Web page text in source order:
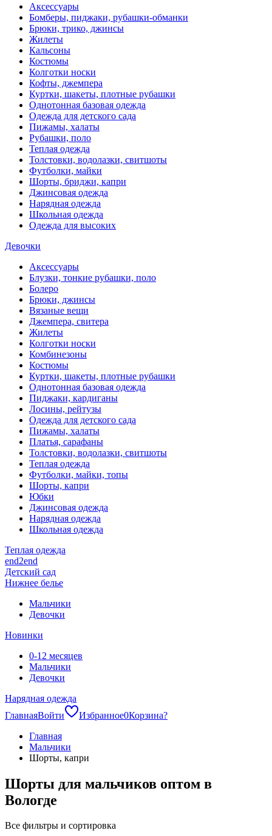
Аксессуары
Бомберы, пиджаки, рубашки-обманки
Брюки, трико, джинсы
Жилеты
Кальсоны
Костюмы
Колготки носки
Кофты, джемпера
Куртки, шакеты, плотные рубашки
Однотонная базовая одежда
Одежда для детского сада
Пижамы, халаты
Рубашки, поло
Теплая одежда
Толстовки, водолазки, свитшоты
Футболки, майки
Шорты, бриджи, капри
Джинсовая одежда
Нарядная одежда
Школьная одежда
Одежда для высоких
Девочки
Аксессуары
Блузки, тонкие рубашки, поло
Болеро
Брюки, джинсы
Вязаные вещи
Джемпера, свитера
Жилеты
Колготки носки
Комбинезоны
Костюмы
Куртки, шакеты, плотные рубашки
Однотонная базовая одежда
Пиджаки, кардиганы
Лосины, рейтузы
Одежда для детского сада
Пижамы, халаты
Платья, сарафаны
Толстовки, водолазки, свитшоты
Теплая одежда
Футболки, майки, топы
Шорты, капри
Юбки
Джинсовая одежда
Нарядная одежда
Школьная одежда
Теплая одежда
end2end
Детский сад
Нижнее белье
Мальчики
Девочки
Новинки
0-12 месяцев
Мальчики
Девочки
Нарядная одежда
ГлавнаяВойти Избранное0Корзина?
Главная
Мальчики
Шорты, капри
Шорты для мальчиков оптом в
Вологде
Все фильтры и сортировка